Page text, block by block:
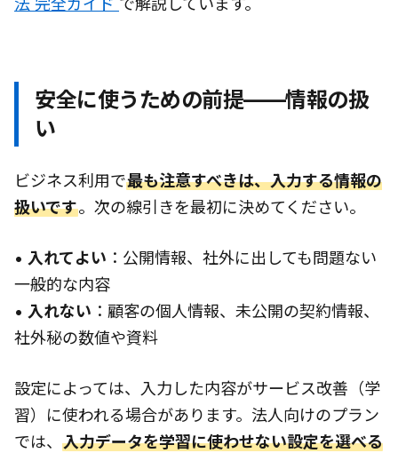
法 完全ガイド で解説しています。
安全に使うための前提——情報の扱
い
ビジネス利用で最も注意すべきは、入力する情報の
扱いです。次の線引きを最初に決めてください。
• 入れてよい ：公開情報、社外に出しても問題ない
一般的な内容
• 入れない ：顧客の個人情報、未公開の契約情報、
社外秘の数値や資料
設定によっては、入力した内容がサービス改善（学
習）に使われる場合があります。法人向けのプラン
では、 入力データを学習に使わせない設定を選べる